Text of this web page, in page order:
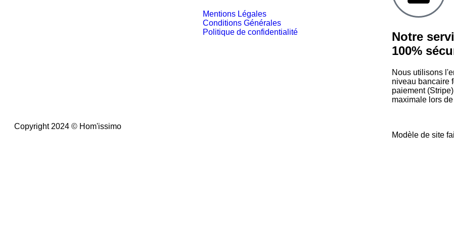
Mentions Légales
Conditions Générales
Politique de confidentialité
Notre
100%
Nous utilisons
niveau bancaire
paiement
maximale lors
Copyright 2024 © Hom'issimo
Modèle de site